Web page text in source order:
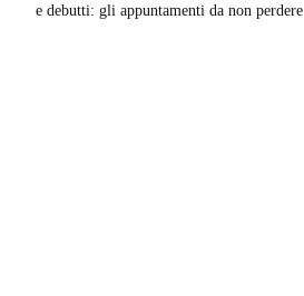
e debutti: gli appuntamenti da non perdere